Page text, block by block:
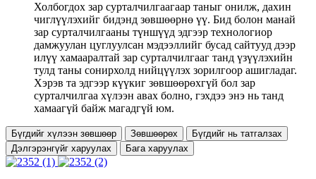
Холбогдох зар сурталчилгаагаар таныг онилж, дахин
чиглүүлэхийг бидэнд зөвшөөрнө үү. Бид болон манай
зар сурталчилгааны түншүүд эдгээр технологиор
дамжуулан цуглуулсан мэдээллийг бусад сайтууд дээр
илүү хамааралтай зар сурталчилгааг танд үзүүлэхийн
тулд таны сонирхолд нийцүүлэх зорилгоор ашигладаг.
Хэрэв та эдгээр күүкиг зөвшөөрөхгүй бол зар
сурталчилгаа хүлээн авах болно, гэхдээ энэ нь танд
хамаагүй байж магадгүй юм.
Бүгдийг хүлээн зөвшөөр Зөвшөөрөх
Бүгдийг нь татгалзах
Дэлгэрэнгүйг харуулах
Бага харуулах